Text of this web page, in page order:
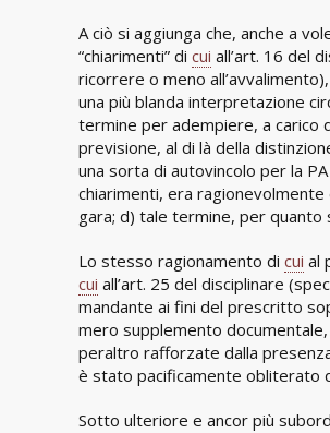
A ciò si aggiunga che, anche a
“chiarimenti” di cui all’art. 16 del
ricorrere o meno
una più blanda interpretazione
termine per adempiere, a carico
previsione, al di là della
una sorta di autovincolo per la
chiarimenti, era
gara; d) tale termine, per
Lo stesso ragionamento di cui al
cui all’art. 25 del disciplinare
mandante ai fini del prescritto
mero supplemento
peraltro rafforzate dalla
è stato pacificamente obliterato
Sotto ulteriore e ancor più